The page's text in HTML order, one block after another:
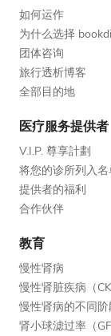
如何运作
为什么选择
团体咨询
旅行透析博客
全部目的地
医疗服务提供者
V.I.P. 尊享計劃
将您的诊所列入
提供者的福利
合作伙伴
教育
慢性肾病
慢性肾脏疾病（
慢性肾病的不同
肾小球滤过率（